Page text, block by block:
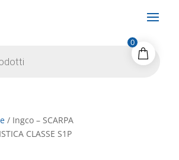
/ Ingco – SCARPA
CLASSE S1P
0